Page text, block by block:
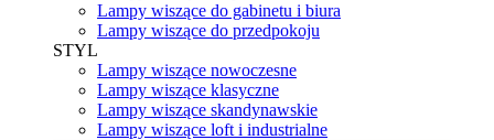
Lampy wiszące do gabinetu i biura
Lampy wiszące do przedpokoju
STYL
Lampy wiszące nowoczesne
Lampy wiszące klasyczne
Lampy wiszące skandynawskie
Lampy wiszące loft i industrialne